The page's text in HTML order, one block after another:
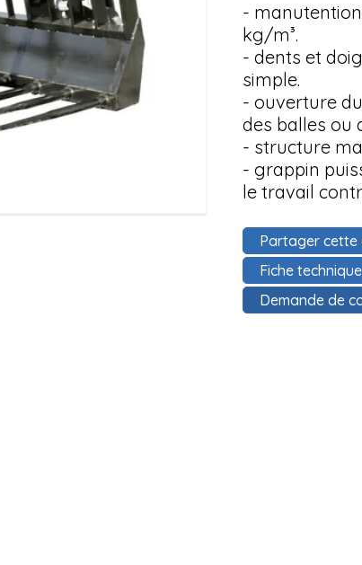
-
kg/m³.
- dents et
simple.
- ouverture
des balles ou
- structure
- grappin
le travail
Demande de
Partager cette
Fiche